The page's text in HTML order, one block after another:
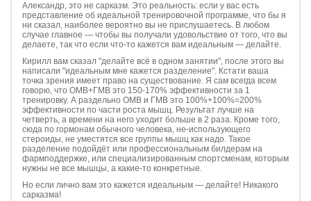
Александр, это не сарказм. Это реальность: если у вас есть
представление об идеальной тренировочной программе, что бы я
ни сказал, наиболее вероятно вы не прислушаетесь. В любом
случае главное — чтобы вы получали удовольствие от того, что вы
делаете, так что если что-то кажется вам идеальным — делайте.
Кирилл вам сказал "делайте всё в одном занятии", после этого вы
написали "идеальным мне кажется разделение". Кстати ваша
точка зрения имеет право на существование. Я сам всегда всем
говорю, что ОМВ+ГМВ это 150-170% эффективности за 1
тренировку. А раздельно ОМВ и ГМВ это 100%+100%=200%
эффективности по части роста мышц. Результат лучше на
четверть, а времени на него уходит больше в 2 раза. Кроме того,
сюда по гормонам обычного человека, не-использующего
стероиды, не уместятся все группы мышц как надо. Такое
разделение подойдёт или профессиональным билдерам на
фармподдержке, или специализированным спортсменам, которым
нужны не все мышцы, а какие-то конкретные.
Но если лично вам это кажется идеальным — делайте! Никакого
сарказма!